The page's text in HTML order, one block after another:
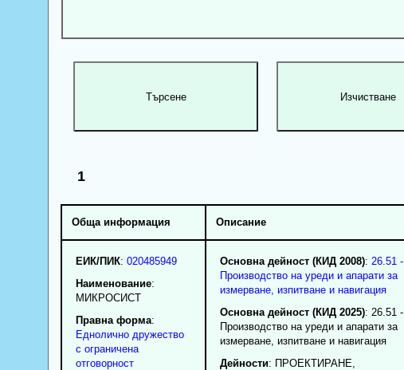
1
Обща информация Описание
ЕИК/ПИК: 020485949
Наименование:
МИКРОСИСТ
Правна форма:
Еднолично дружество
с ограничена
отговорност
Основна дейност (КИД 2008): 26.51 -
Производство на уреди и апарати за
измерване, изпитване и навигация
Основна дейност (КИД 2025): 26.51 -
Производство на уреди и апарати за
измерване, изпитване и навигация
Дейности: ПРОЕКТИРАНЕ,